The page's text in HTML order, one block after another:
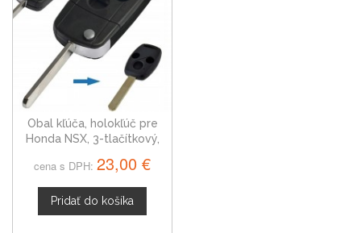
Obal kľúča, holokľúč pre
Honda NSX, 3-tlačítkový,
cena s DPH: 23,00 €
Pridať do košíka